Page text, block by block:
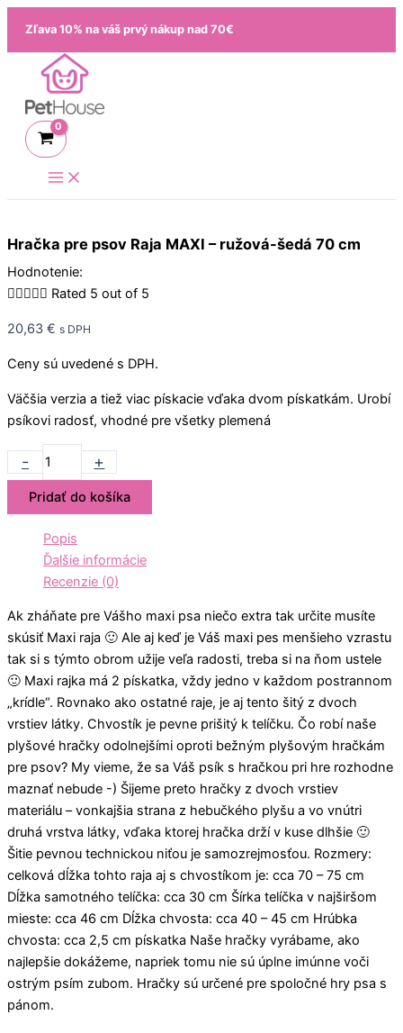
Preskočiť
obsah
Zľava 10% na váš prvý nákup nad 70€
Hračka pre psov Raja MAXI – ružová-šedá 70 cm
Hodnotenie:
 Rated 5 out of 5
20,63 € s DPH
Ceny sú uvedené s DPH.
Väčšia verzia a tiež viac pískacie vďaka dvom pískatkám. Urobí
psíkovi radosť, vhodné pre všetky plemená
-
množstvo
Hračka
pre
Raja
MAXI
ružová-
70
+
Pridať do košíka
Popis
Ďalšie informácie
Recenzie (0)
Ak zháňate pre Vášho maxi psa niečo extra tak určite musíte
skúsiť Maxi raja 🙂 Ale aj keď je Váš maxi pes menšieho vzrastu
tak si s týmto obrom užije veľa radosti, treba si na ňom ustele
🙂 Maxi rajka má 2 pískatka, vždy jedno v každom postrannom
„krídle“. Rovnako ako ostatné raje, je aj tento šitý z dvoch
vrstiev látky. Chvostík je pevne prišitý k telíčku. Čo robí naše
plyšové hračky odolnejšími oproti bežným plyšovým hračkám
pre psov? My vieme, že sa Váš psík s hračkou pri hre rozhodne
maznať nebude -) Šijeme preto hračky z dvoch vrstiev
materiálu – vonkajšia strana z hebučkého plyšu a vo vnútri
druhá vrstva látky, vďaka ktorej hračka drží v kuse dlhšie 🙂
Šitie pevnou technickou niťou je samozrejmosťou. Rozmery:
celková dĺžka tohto raja aj s chvostíkom je: cca 70 – 75 cm
Dĺžka samotného telíčka: cca 30 cm Šírka telíčka v najširšom
mieste: cca 46 cm Dĺžka chvosta: cca 40 – 45 cm Hrúbka
chvosta: cca 2,5 cm pískatka Naše hračky vyrábame, ako
najlepšie dokážeme, napriek tomu nie sú úplne imúnne voči
ostrým psím zubom. Hračky sú určené pre spoločné hry psa s
pánom.